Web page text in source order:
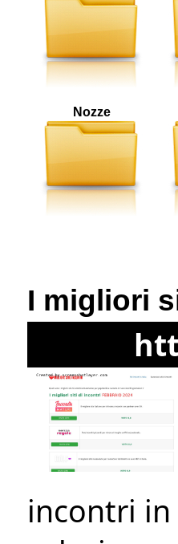
Nozze
I migliori
incontri in